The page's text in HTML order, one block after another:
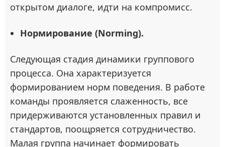
открытом диалоге, идти на компромисс.
Нормирование (Norming).
Следующая стадия динамики группового
процесса. Она характеризуется
формированием норм поведения. В работе
команды проявляется слаженность, все
придерживаются установленных правил и
стандартов, поощряется сотрудничество.
Малая группа начинает формировать